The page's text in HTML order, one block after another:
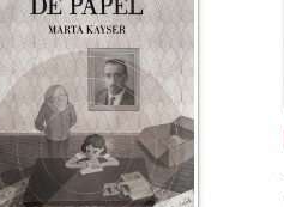
moderna europea y
Haim Bresheeth y Stuart
junto con las
ilustraciones de
Jansz, nos ofrecen una única
perspectiva de cómo
sobre la más oscura
sombras de la historia
Su lectura conmovedora,
y trágica es de lectura